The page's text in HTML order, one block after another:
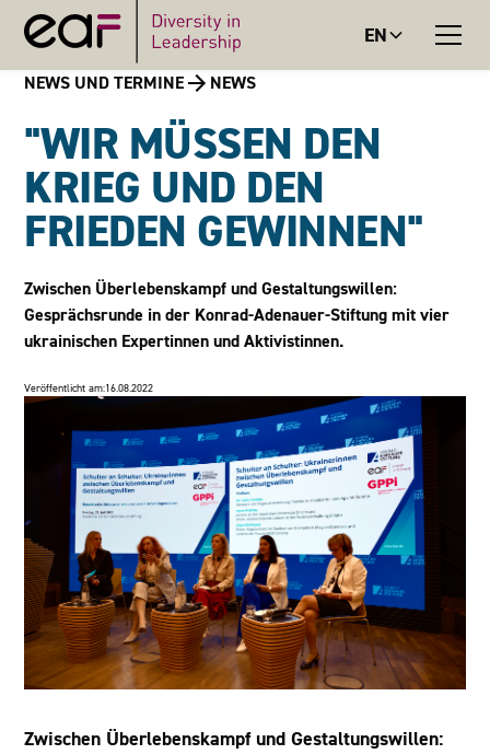
EN
NEWS UND TERMINE NEWS
"WIR MÜSSEN DEN
KRIEG UND DEN
FRIEDEN GEWINNEN"
Zwischen Überlebenskampf und Gestaltungswillen:
Gesprächsrunde in der Konrad-Adenauer-Stiftung mit vier
ukrainischen Expertinnen und Aktivistinnen.
Veröffentlicht am:16.08.2022
Zwischen Überlebenskampf und Gestaltungswillen: